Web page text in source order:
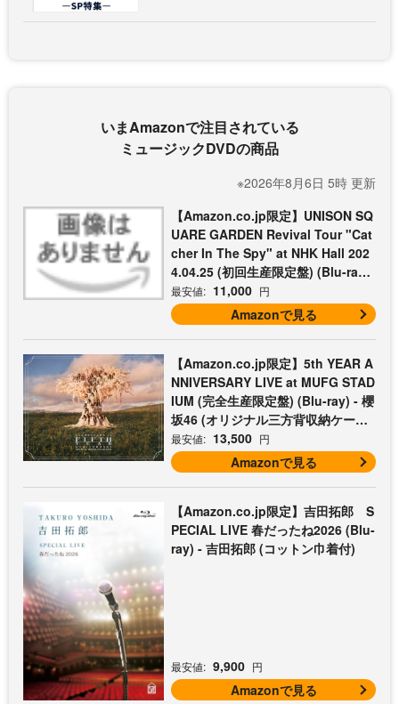
いまAmazonで注目されている
ミュージックDVDの商品
※2026年8月6日 5時 更新
【Amazon.co.jp限定】UNISON SQ
UARE GARDEN Revival Tour "Cat
cher In The Spy" at NHK Hall 202
4.04.25 (初回生産限定盤) (Blu-ray)
- UNISON SQUARE GARDEN (コッ
トン巾着付)
最安値: 11,000 円
Amazonで見る
【Amazon.co.jp限定】5th YEAR A
NNIVERSARY LIVE at MUFG STAD
IUM (完全生産限定盤) (Blu-ray) - 櫻
坂46 (オリジナル三方背収納ケース
付)
最安値: 13,500 円
Amazonで見る
【Amazon.co.jp限定】吉田拓郎 S
PECIAL LIVE 春だったね2026 (Blu-
ray) - 吉田拓郎 (コットン巾着付)
最安値: 9,900 円
Amazonで見る